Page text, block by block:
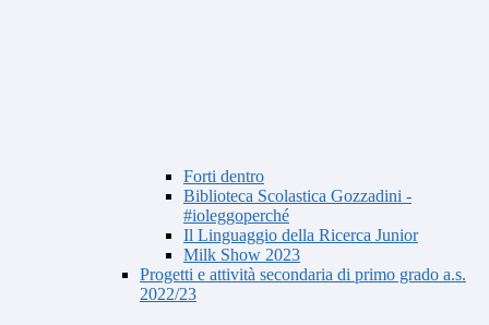
Forti dentro
Biblioteca Scolastica Gozzadini -
#ioleggoperché
Il Linguaggio della Ricerca Junior
Milk Show 2023
Progetti e attività secondaria di primo grado a.s.
2022/23